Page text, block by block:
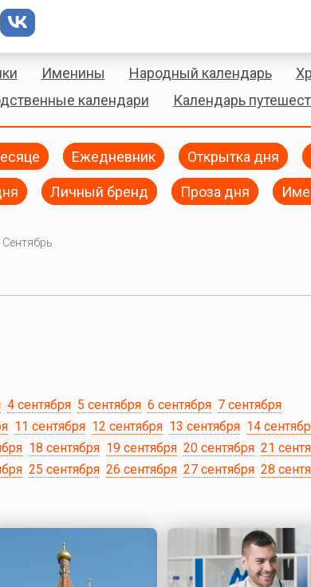
Именины Народный календарь
календари Календарь
Ежедневник Открытка дня
Личный бренд Проза дня
Сентябрь
4 сентября 5 сентября 6 сентября 7 сентября
11 сентября 12 сентября 13 сентября 14
18 сентября 19 сентября 20 сентября 21
25 сентября 26 сентября 27 сентября 28